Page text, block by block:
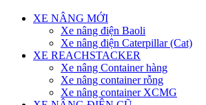
XE NÂNG MỚI
Xe nâng điện Baoli
Xe nâng điện Caterpillar (Cat)
XE REACHSTACKER
Xe nâng Container hàng
Xe nâng container rỗng
Xe nâng container XCMG